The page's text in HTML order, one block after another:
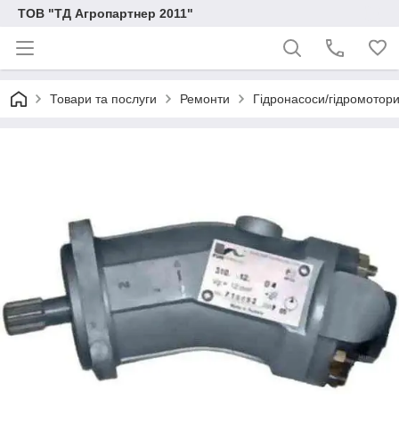
ТОВ "ТД Агропартнер 2011"
Товари та послуги Ремонти Гідронасоси/